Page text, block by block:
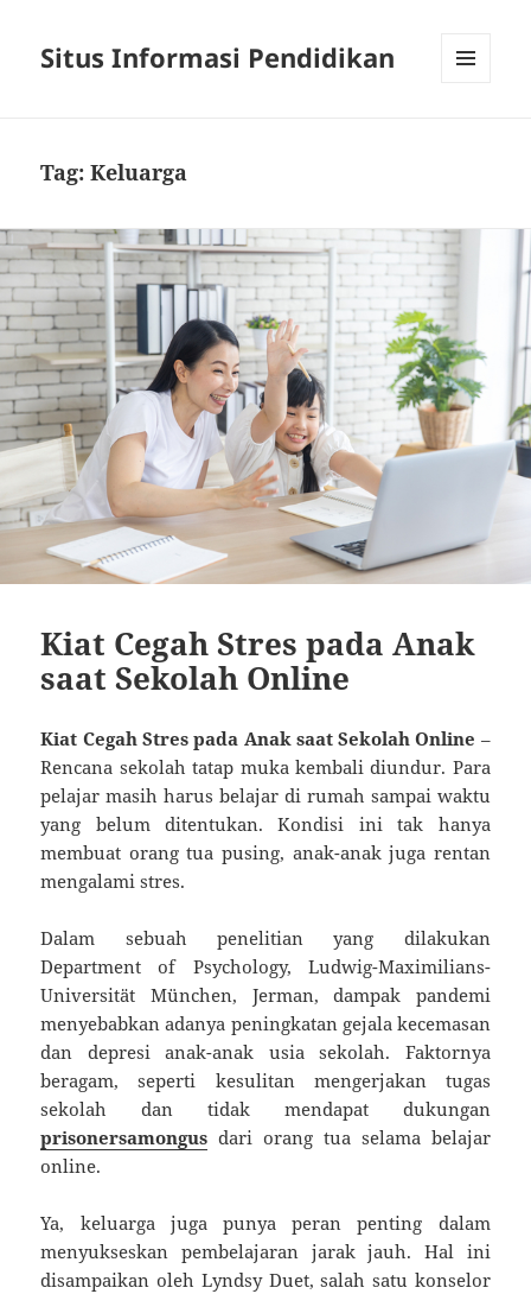
Situs Informasi Pendidikan
Tag:Keluarga
Kiat Cegah Stres pada Anak
saat Sekolah Online
Kiat Cegah Stres pada Anak saat Sekolah Online –
Rencana sekolah tatap muka kembali diundur. Para
pelajar masih harus belajar di rumah sampai waktu
yang belum ditentukan. Kondisi ini tak hanya
membuat orang tua pusing, anak-anak juga rentan
mengalami stres.
Dalam sebuah penelitian yang dilakukan
Department of Psychology, Ludwig-Maximilians-
Universität München, Jerman, dampak pandemi
menyebabkan adanya peningkatan gejala kecemasan
dan depresi anak-anak usia sekolah. Faktornya
beragam, seperti kesulitan mengerjakan tugas
sekolah dan tidak mendapat dukungan
prisonersamongus dari orang tua selama belajar
online.
Ya, keluarga juga punya peran penting dalam
menyukseskan pembelajaran jarak jauh. Hal ini
disampaikan oleh Lyndsy Duet, salah satu konselor